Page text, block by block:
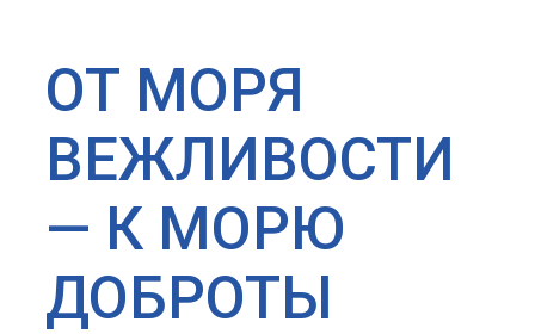
ОТ МОРЯ
ВЕЖЛИВОСТИ
— К МОРЮ
ДОБРОТЫ